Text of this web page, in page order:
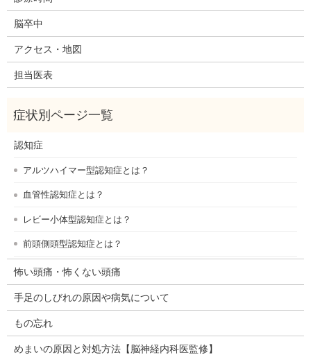
脳卒中
アクセス・地図
担当医表
認知症
アルツハイマー型認知症とは？
血管性認知症とは？
レビー小体型認知症とは？
前頭側頭型認知症とは？
怖い頭痛・怖くない頭痛
手足のしびれの原因や病気について
もの忘れ
めまいの原因と対処方法【脳神経内科医監修】